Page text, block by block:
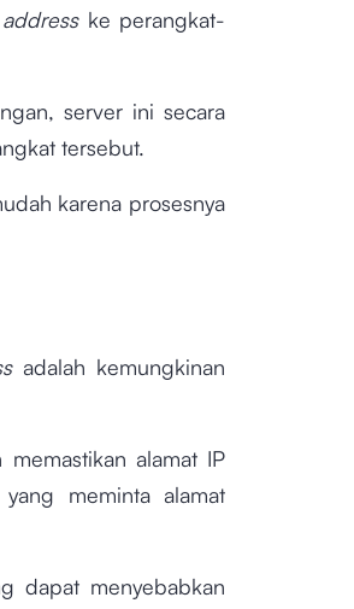
addresske perangkat-
server ini secara
tersebut.
karena prosesnya
adalah kemungkinan
alamat IP
meminta alamat
dapat menyebabkan